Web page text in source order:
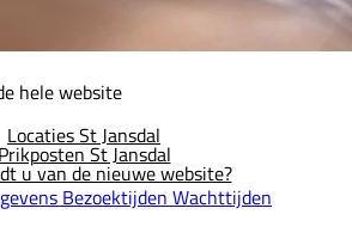
hele website
Locaties St Jansdal
Prikposten St Jansdal
u van de nieuwe website?
Bezoektijden Wachttijden